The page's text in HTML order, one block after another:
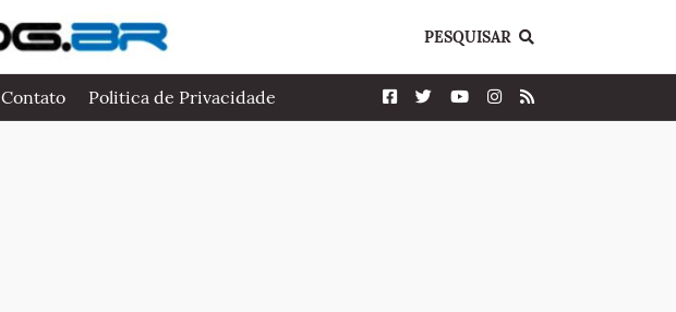
PESQUISAR
Contato Politica de Privacidade